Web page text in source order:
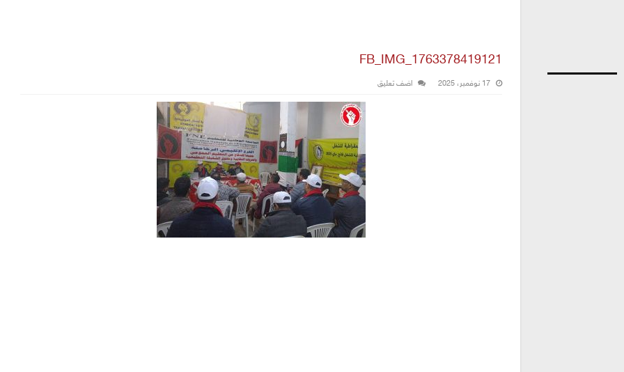
FB_IMG_1763378419121
17 نوفمبر، 2025 اضف تعليق